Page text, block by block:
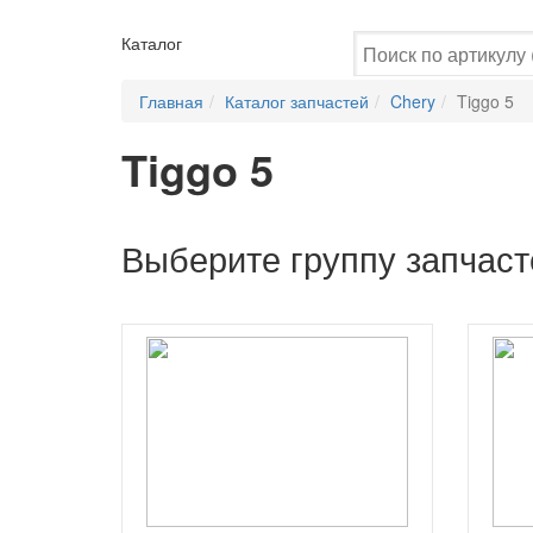
Каталог
Главная Каталог запчастей Chery Tiggo 5
Tiggo 5
Выберите группу